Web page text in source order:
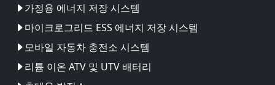
가정용 에너지 저장 시스템
마이크로그리드 ESS 에너지 저장 시스템
모바일 자동차 충전소 시스템
리튬 이온 ATV 및 UTV 배터리